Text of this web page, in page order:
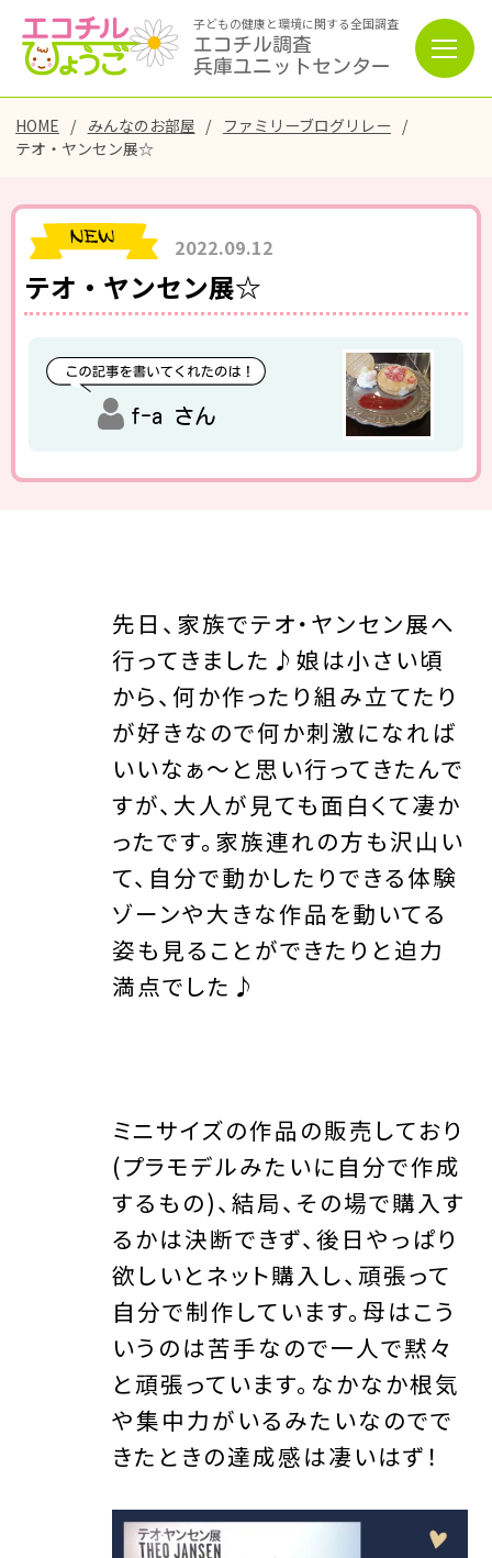
子どもの健康と環境に関する全国調査
エコチル調査
兵庫ユニットセンター
HOME みんなのお部屋
ファミリーブログリレー
テオ・ヤンセン展☆
2022.09.12
テオ・ヤンセン展☆
f-a さん
先日、家族でテオ・ヤンセン展へ
行ってきました♪娘は小さい頃
から、何か作ったり組み立てたり
が好きなので何か刺激になれば
いいなぁ〜と思い行ってきたんで
すが、大人が見ても面白くて凄か
ったです。家族連れの方も沢山い
て、自分で動かしたりできる体験
ゾーンや大きな作品を動いてる
姿も見ることができたりと迫力
満点でした♪
ミニサイズの作品の販売しており
(プラモデルみたいに自分で作成
するもの)、結局、その場で購入す
るかは決断できず、後日やっぱり
欲しいとネット購入し、頑張って
自分で制作しています。母はこう
いうのは苦手なので一人で黙々
と頑張っています。なかなか根気
や集中力がいるみたいなのでで
きたときの達成感は凄いはず！